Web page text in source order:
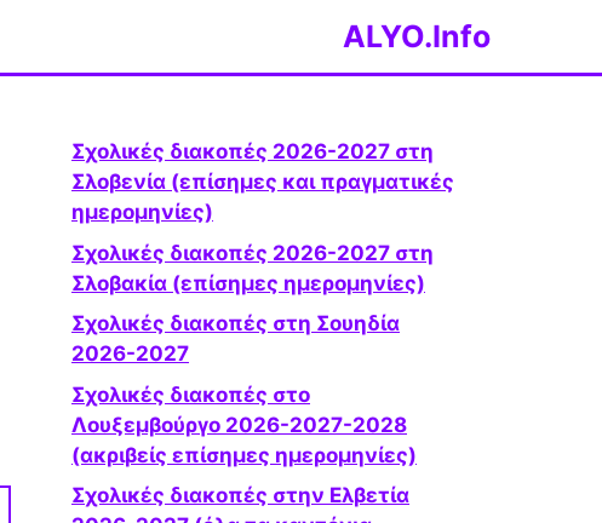
ALYO.Info
Σχολικές διακοπές 2026-2027 στη
Σλοβενία ​​(επίσημες και πραγματικές
ημερομηνίες)
Σχολικές διακοπές 2026-2027 στη
Σλοβακία (επίσημες ημερομηνίες)
Σχολικές διακοπές στη Σουηδία
2026-2027
Σχολικές διακοπές στο
Λουξεμβούργο 2026-2027-2028
(ακριβείς επίσημες ημερομηνίες)
Σχολικές διακοπές στην Ελβετία